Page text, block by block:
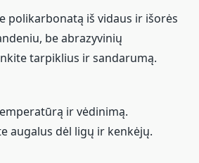
polikarbonatą iš vidaus ir išorės
be abrazyvinių
tarpiklius ir sandarumą.
ir vėdinimą.
augalus dėl ligų ir kenkėjų.